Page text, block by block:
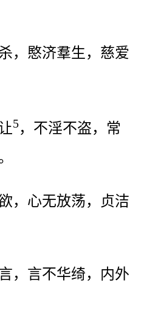
，愍济羣生，慈爱
5，不淫不盗，常
，心无放荡，贞洁
，言不华绮，内外